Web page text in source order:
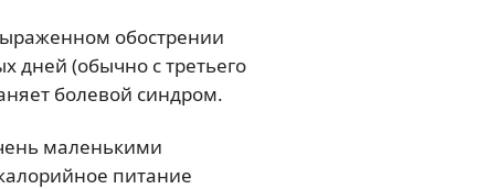
обострении
дней (обычно с третьего
болевой синдром.
маленькими
питание